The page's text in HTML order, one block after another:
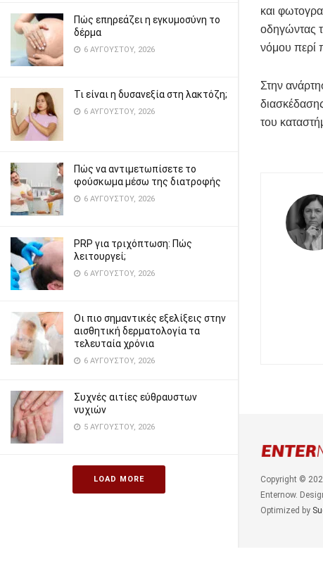
Πώς επηρεάζει η εγκυμοσύνη το
δέρμα
6 ΑΥΓΟΎΣΤΟΥ, 2026
Τι είναι η δυσανεξία στη λακτόζη;
6 ΑΥΓΟΎΣΤΟΥ, 2026
Πώς να αντιμετωπίσετε το
φούσκωμα μέσω της διατροφής
6 ΑΥΓΟΎΣΤΟΥ, 2026
PRP για τριχόπτωση: Πώς
λειτουργεί;
6 ΑΥΓΟΎΣΤΟΥ, 2026
Οι πιο σημαντικές εξελίξεις στην
αισθητική δερματολογία τα
τελευταία χρόνια
6 ΑΥΓΟΎΣΤΟΥ, 2026
Συχνές αιτίες εύθραυστων
νυχιών
5 ΑΥΓΟΎΣΤΟΥ, 2026
LOAD MORE
και
οδηγώντας
νόμου περί
Στην
του
Copyright ©
Enternow.
Optimized by